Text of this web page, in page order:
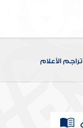
تراجم الأعلام